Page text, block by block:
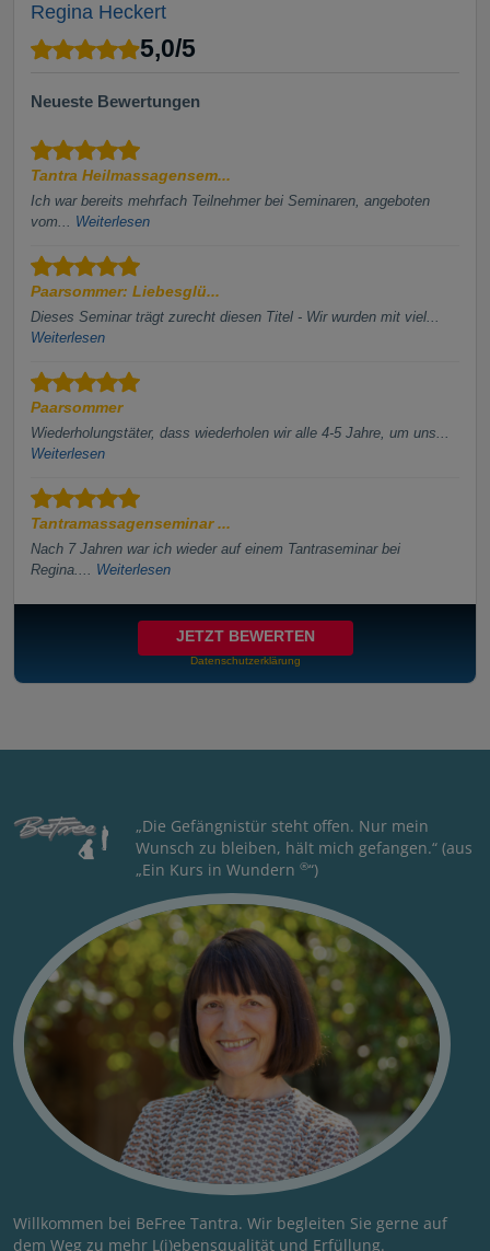
Regina Heckert
5,0/5
Neueste Bewertungen
Tantra Heilmassagensem...
Ich war bereits mehrfach Teilnehmer bei Seminaren, angeboten
vom... Weiterlesen
Paarsommer: Liebesglü...
Dieses Seminar trägt zurecht diesen Titel - Wir wurden mit viel...
Weiterlesen
Paarsommer
Wiederholungstäter, dass wiederholen wir alle 4-5 Jahre, um uns...
Weiterlesen
Tantramassagenseminar ...
Nach 7 Jahren war ich wieder auf einem Tantraseminar bei
Regina.... Weiterlesen
JETZT BEWERTEN
Datenschutzerklärung
„Die Gefängnistür steht offen. Nur mein
Wunsch zu bleiben, hält mich gefangen.“ (aus
„Ein Kurs in Wundern ®“)
Willkommen bei BeFree Tantra. Wir begleiten Sie gerne auf
dem Weg zu mehr L(i)ebensqualität und Erfüllung.